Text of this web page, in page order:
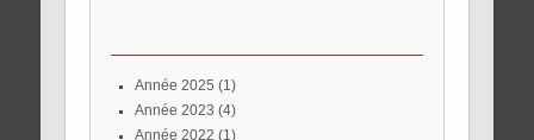
année 2025 (1)
année 2023 (4)
année 2022 (1)